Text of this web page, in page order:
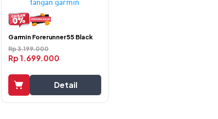
Garmin Forerunner 55 Black
Rp3.199.000
Rp1.699.000
Detail